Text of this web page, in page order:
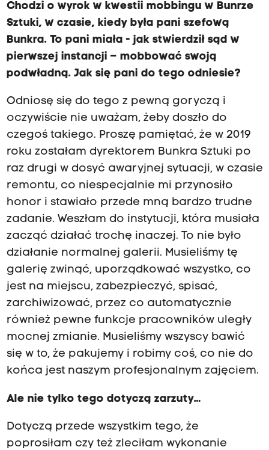
Chodzi o wyrok w kwestii mobbingu w Bunrze
Sztuki, w czasie, kiedy była pani szefową
Bunkra. To pani miała - jak stwierdził sąd w
pierwszej instancji – mobbować swoją
podwładną. Jak się pani do tego odniesie?
Odniosę się do tego z pewną goryczą i
oczywiście nie uważam, żeby doszło do
czegoś takiego. Proszę pamiętać, że w 2019
roku zostałam dyrektorem Bunkra Sztuki po
raz drugi w dosyć awaryjnej sytuacji, w czasie
remontu, co niespecjalnie mi przynosiło
honor i stawiało przede mną bardzo trudne
zadanie. Weszłam do instytucji, która musiała
zacząć działać trochę inaczej. To nie było
działanie normalnej galerii. Musieliśmy tę
galerię zwinąć, uporządkować wszystko, co
jest na miejscu, zabezpieczyć, spisać,
zarchiwizować, przez co automatycznie
również pewne funkcje pracowników uległy
mocnej zmianie. Musieliśmy wszyscy bawić
się w to, że pakujemy i robimy coś, co nie do
końca jest naszym profesjonalnym zajęciem.
Ale nie tylko tego dotyczą zarzuty…
Dotyczą przede wszystkim tego, że
poprosiłam czy też zleciłam wykonanie